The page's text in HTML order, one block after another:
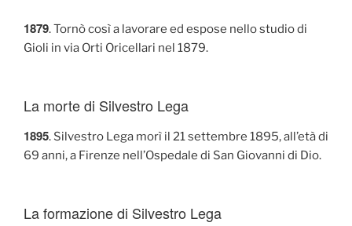
1879. Tornò così a lavorare ed espose nello studio di
Gioli in via Orti Oricellari nel 1879.
La morte di Silvestro Lega
1895. Silvestro Lega morì il 21 settembre 1895, all’età di
69 anni, a Firenze nell’Ospedale di San Giovanni di Dio.
La formazione di Silvestro Lega